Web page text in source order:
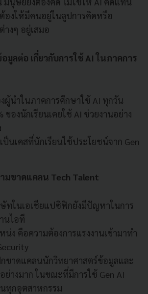
องให้มีคนอยู่ในลูปการคิดหรือ
างๆ อยู่เสมอ
มูลต่อ เกี่ยวกับการใช้ AI ในภาคการ
ผู้นำในภาคการศึกษาใช้ AI ทุกวัน
ของนักเรียนเคยใช้ AI ช่วยงานอย่าง
ป็นเคสที่นักเรียนใช้ประโยชน์จาก Gen
มขาดแคลน Tech Talent
ทในเอเชียแปซิฟิกยังมีปัญหาในการ
นไอที
น่ง คือความต้องการแรงงานเข้ามาทำ
ขาดแคลนนักวิทยาศาสตร์ข้อมูลและ
ย่างมาก ในขณะที่มีการใช้ Gen AI
ทุกอุตสาหกรรม